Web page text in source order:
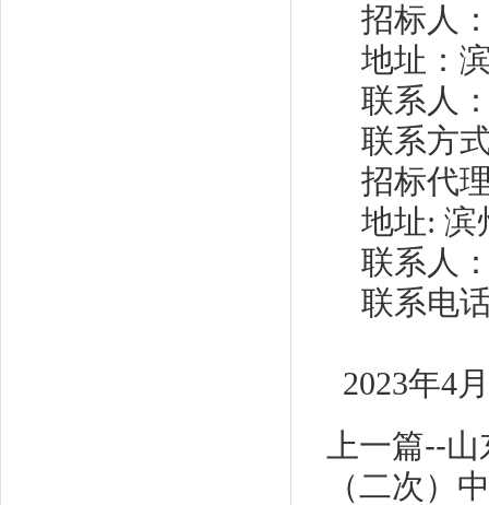
招标人
地址：
联系人
联系方
招标代
地址: 滨
联系人
联系电
2023年4
上一篇--
（二次）